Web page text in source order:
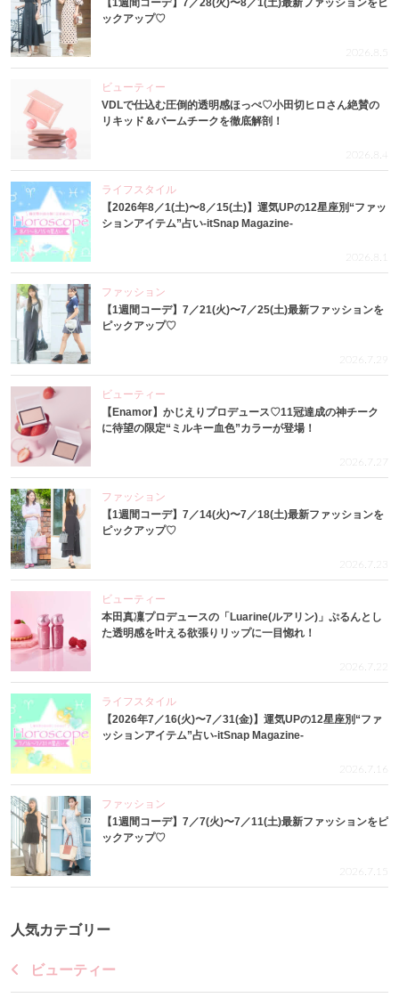
【1週間コーデ】7／28(火)〜8／1(土)最新ファッションをピ
ックアップ♡
2026.8.5
ビューティー
VDLで仕込む圧倒的透明感ほっぺ♡小田切ヒロさん絶賛の
リキッド＆バームチークを徹底解剖！
2026.8.4
ライフスタイル
【2026年8／1(土)〜8／15(土)】運気UPの12星座別“ファッ
ションアイテム”占い-itSnap Magazine-
2026.8.1
ファッション
【1週間コーデ】7／21(火)〜7／25(土)最新ファッションを
ピックアップ♡
2026.7.29
ビューティー
【Enamor】かじえりプロデュース♡11冠達成の神チーク
に待望の限定“ミルキー血色”カラーが登場！
2026.7.27
ファッション
【1週間コーデ】7／14(火)〜7／18(土)最新ファッションを
ピックアップ♡
2026.7.23
ビューティー
本田真凜プロデュースの「Luarine(ルアリン)」ぷるんとし
た透明感を叶える欲張りリップに一目惚れ！
2026.7.22
ライフスタイル
【2026年7／16(火)〜7／31(金)】運気UPの12星座別“ファ
ッションアイテム”占い-itSnap Magazine-
2026.7.16
ファッション
【1週間コーデ】7／7(火)〜7／11(土)最新ファッションをピ
ックアップ♡
2026.7.15
人気カテゴリー
ビューティー